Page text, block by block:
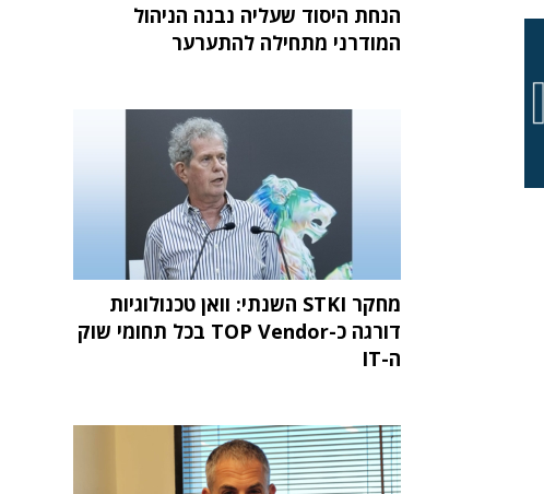
הנחת היסוד שעליה נבנה הניהול
המודרני מתחילה להתערער
מחקר STKI השנתי: וואן טכנולוגיות
דורגה כ-TOP Vendor בכל תחומי שוק
ה-IT